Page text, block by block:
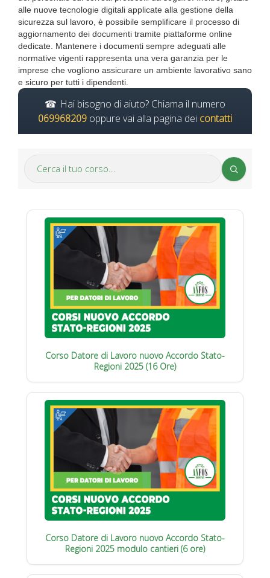
alle nuove tecnologie digitali applicate alla gestione della
sicurezza sul lavoro, è possibile semplificare il processo di
aggiornamento dei documenti tramite piattaforme online
dedicate. Mantenere i documenti sempre adeguati alle
normative vigenti rappresenta una vera garanzia per le
imprese che vogliono assicurare un ambiente lavorativo sano
e sicuro per tutti i dipendenti.
Hai bisogno di aiuto? Chiama il numero
069968209 oppure vai alla pagina dei contatti
Corso Datore di Lavoro nuovo Accordo Stato-
Regioni 2025 (16 Ore)
Corso Datore di Lavoro nuovo Accordo Stato-
Regioni 2025 modulo cantieri (6 ore)